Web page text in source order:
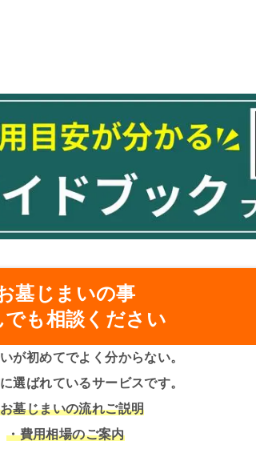
墓じまいの事
でも相談ください
が初めてでよく分からない。
選ばれているサービスです。
墓じまいの流れご説明
・費用相場のご案内